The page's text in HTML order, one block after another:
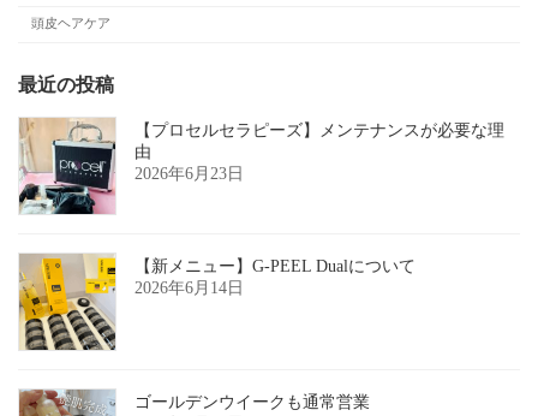
頭皮ヘアケア
最近の投稿
【プロセルセラピーズ】メンテナンスが必要な理
由
2026年6月23日
【新メニュー】G-PEEL Dualについて
2026年6月14日
ゴールデンウイークも通常営業